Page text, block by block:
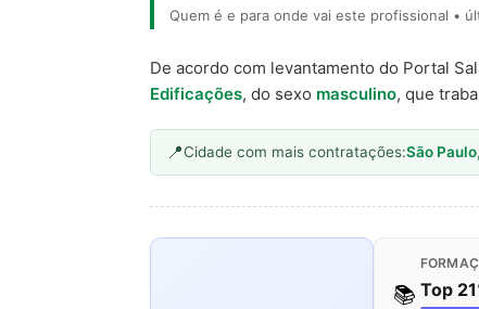
Quem é e para onde vai este profissional •
De acordo com levantamento do Portal
Edificações, do sexo masculino, que
Cidade com mais contratações:São
📚 Top